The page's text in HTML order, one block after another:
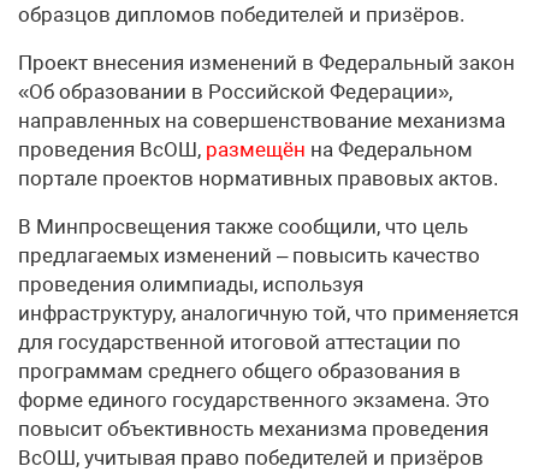
образцов дипломов победителей и призёров.
Проект внесения изменений в Федеральный закон
«Об образовании в Российской Федерации»,
направленных на совершенствование механизма
проведения ВсОШ, размещён на Федеральном
портале проектов нормативных правовых актов.
В Минпросвещения также сообщили, что цель
предлагаемых изменений – повысить качество
проведения олимпиады, используя
инфраструктуру, аналогичную той, что применяется
для государственной итоговой аттестации по
программам среднего общего образования в
форме единого государственного экзамена. Это
повысит объективность механизма проведения
ВсОШ, учитывая право победителей и призёров